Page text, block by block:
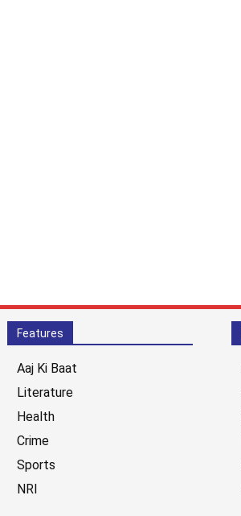
Features
Aaj Ki Baat
Literature
Health
Crime
Sports
NRI